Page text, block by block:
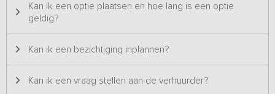
Kan ik een optie plaatsen en hoe lang is een optie
geldig?
Kan ik een bezichtiging inplannen?
Kan ik een vraag stellen aan de verhuurder?